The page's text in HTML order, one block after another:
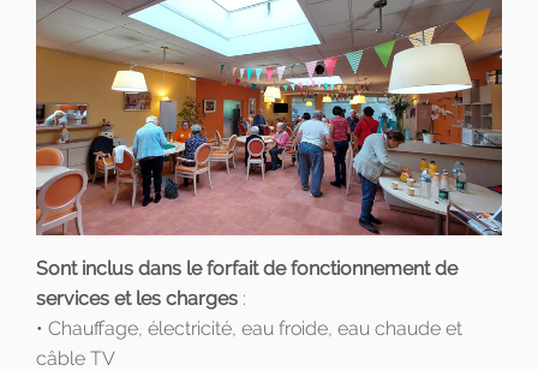
Sont inclus dans le forfait de fonctionnement de
services et les charges :
• Chauffage, électricité, eau froide, eau chaude et
câble TV